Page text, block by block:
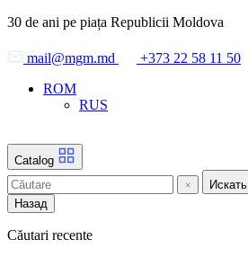
Skip
the
content
30 de ani pe piața Republicii Moldova
mail@mgm.md
+373 22 58 11 50
ROM
RUS
Catalog
Искать
Назад
Căutari recente